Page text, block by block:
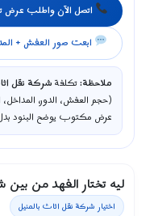
اتصل الآن واطلب
ابعت صور العفش +
ملاحظة:تكلفةشركة نقل
(حجم العفش، الدور،
عرض مكتوب يوضح البنود
ليه تختار الفهد من
اختيار شركة نقل اثاث بالمنيل